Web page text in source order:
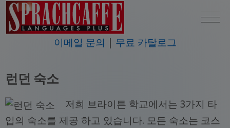
이메일 문의 무료 카탈로그
런던 숙소
저희 브라이튼 학교에서는 3가지 타
입의 숙소를 제공 하고 있습니다. 모든 숙소는 코스